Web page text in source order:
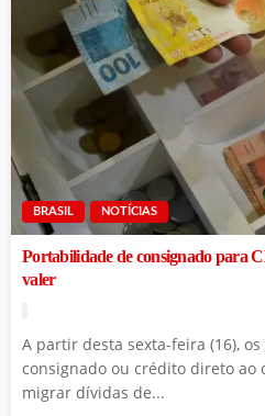
BRASIL NOTÍCIAS
Portabilidade de consignado para
valer
A partir desta sexta-feira (16),
consignado ou crédito direto ao
migrar dívidas de...